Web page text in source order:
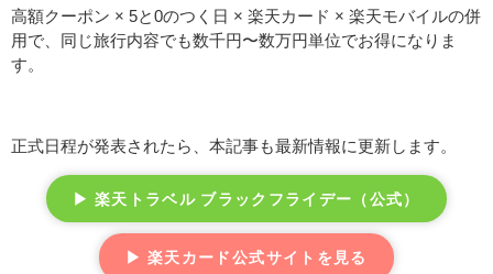
高額クーポン × 5と0のつく日 × 楽天カード × 楽天モバイルの併
用で、同じ旅行内容でも数千円〜数万円単位でお得になりま
す。
正式日程が発表されたら、本記事も最新情報に更新します。
▶ 楽天トラベル ブラックフライデー（公式）
▶ 楽天カード公式サイトを見る